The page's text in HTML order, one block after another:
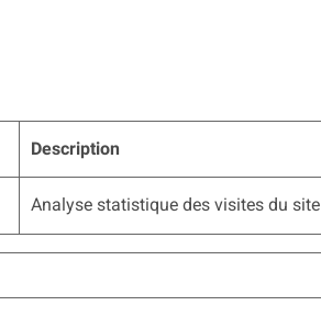
Description
Analyse statistique des visites du site